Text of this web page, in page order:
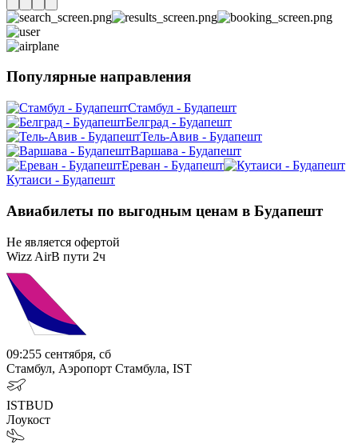
Популярные направления
Стамбул - Будапешт
Белград - Будапешт
Тель-Авив - Будапешт
Варшава - Будапешт
Ереван - Будапешт
Кутаиси - Будапешт
Авиабилеты по выгодным ценам в Будапешт
Не является офертой
Wizz AirВ пути 2ч
09:255 сентября, сб
Стамбул, Аэропорт Стамбула, IST
ISTBUD
Лоукост